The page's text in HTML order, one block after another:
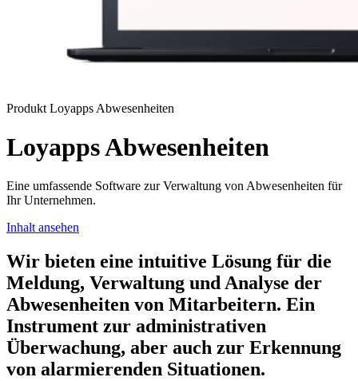
Produkt Loyapps Abwesenheiten
LoyappsAbwesenheiten
Eine umfassende Software zur Verwaltung von Abwesenheiten für
Ihr Unternehmen.
Inhalt ansehen
Wir bieten eine intuitive Lösung für die
Meldung, Verwaltung und Analyse der
Abwesenheiten von Mitarbeitern. Ein
Instrument zur administrativen
Überwachung, aber auch zur Erkennung
von alarmierenden Situationen.